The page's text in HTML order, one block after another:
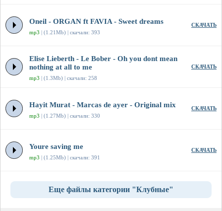
Oneil - ORGAN ft FAVIA - Sweet dreams
mp3 | (1.21Mb) | скачали: 393
СКАЧАТЬ
Elise Lieberth - Le Bober - Oh you dont mean
nothing at all to me
mp3 | (1.3Mb) | скачали: 258
СКАЧАТЬ
Hayit Murat - Marcas de ayer - Original mix
mp3 | (1.27Mb) | скачали: 330
СКАЧАТЬ
Youre saving me
mp3 | (1.25Mb) | скачали: 391
СКАЧАТЬ
Еще файлы категории "Клубные"